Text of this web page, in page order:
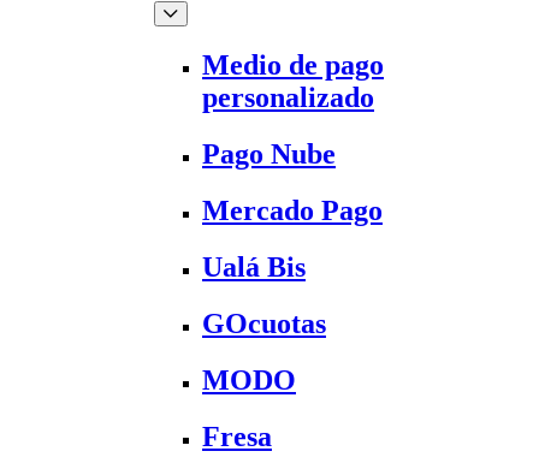
Medio de pago
personalizado
Pago Nube
Mercado Pago
Ualá Bis
GOcuotas
MODO
Fresa